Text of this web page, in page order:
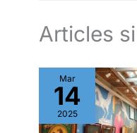
Articles
Mar
14
2025